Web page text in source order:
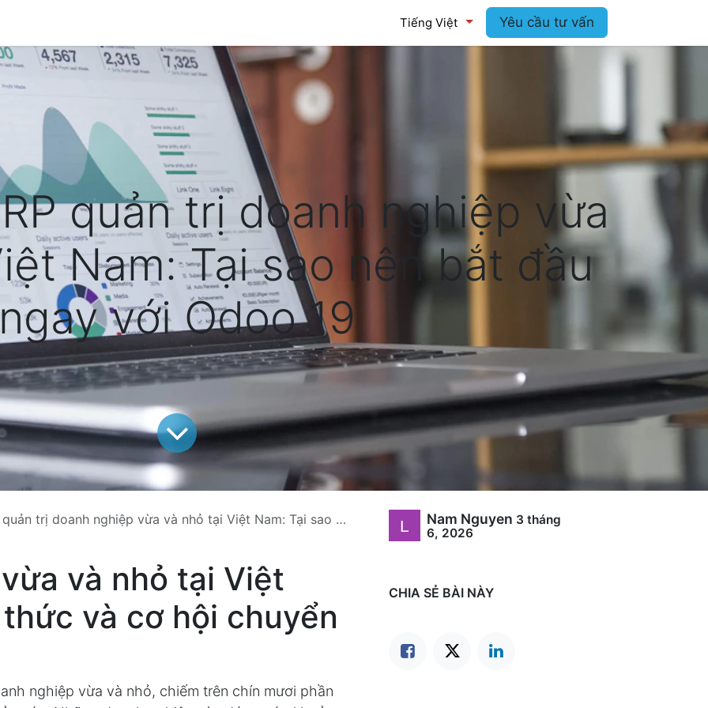
Tiếng Việt Yêu cầu tư vấn
quản trị doanh nghiệp vừa
Nam: Tại sao nên bắt đầu
ngay với Odoo 19
doanh nghiệp vừa và nhỏ tại Việt Nam: Tại sao nên bắt đầu ngay với Odoo 19
và nhỏ tại Việt
và cơ hội chuyển
nghiệp vừa và nhỏ, chiếm trên chín mươi phần
Nam Nguyen 3 tháng
6, 2026
CHIA SẺ BÀI NÀY